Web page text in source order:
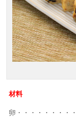
材料
卵・・・・・・・・